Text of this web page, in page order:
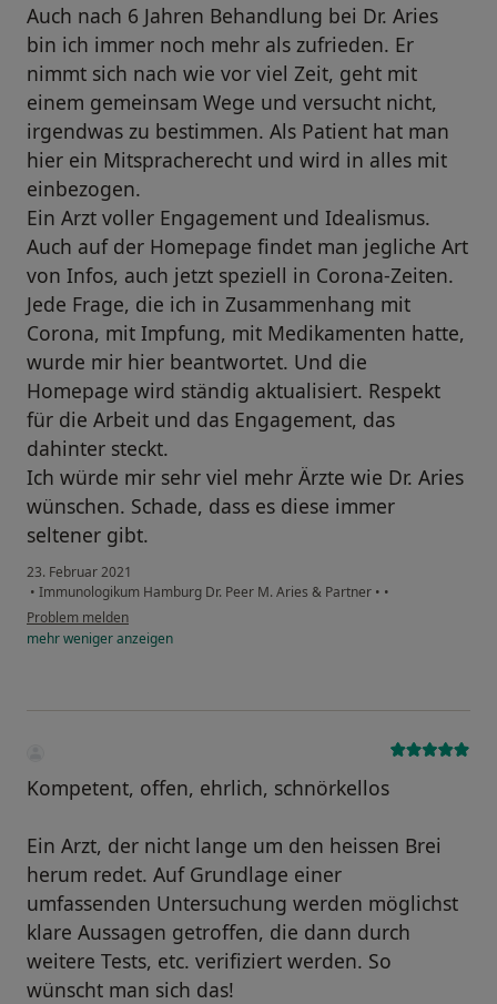
Auch nach 6 Jahren Behandlung bei Dr. Aries
bin ich immer noch mehr als zufrieden. Er
nimmt sich nach wie vor viel Zeit, geht mit
einem gemeinsam Wege und versucht nicht,
irgendwas zu bestimmen. Als Patient hat man
hier ein Mitspracherecht und wird in alles mit
einbezogen.
Ein Arzt voller Engagement und Idealismus.
Auch auf der Homepage findet man jegliche Art
von Infos, auch jetzt speziell in Corona-Zeiten.
Jede Frage, die ich in Zusammenhang mit
Corona, mit Impfung, mit Medikamenten hatte,
wurde mir hier beantwortet. Und die
Homepage wird ständig aktualisiert. Respekt
für die Arbeit und das Engagement, das
dahinter steckt.
Ich würde mir sehr viel mehr Ärzte wie Dr. Aries
wünschen. Schade, dass es diese immer
seltener gibt.
23. Februar 2021
• Immunologikum Hamburg Dr. Peer M. Aries & Partner • •
Problem melden
mehrwenigeranzeigen
Kompetent, offen, ehrlich, schnörkellos
Ein Arzt, der nicht lange um den heissen Brei
herum redet. Auf Grundlage einer
umfassenden Untersuchung werden möglichst
klare Aussagen getroffen, die dann durch
weitere Tests, etc. verifiziert werden. So
wünscht man sich das!